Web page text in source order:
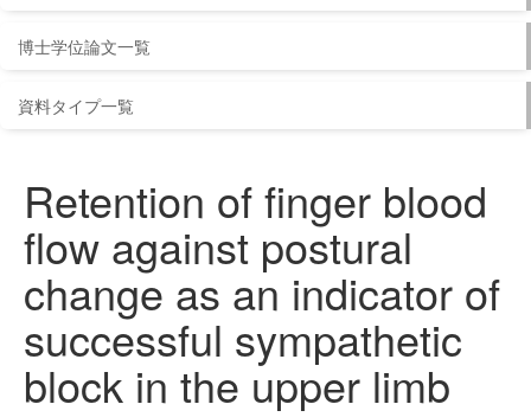
博士学位論文一覧
資料タイプ一覧
Retention of finger blood
flow against postural
change as an indicator of
successful sympathetic
block in the upper limb